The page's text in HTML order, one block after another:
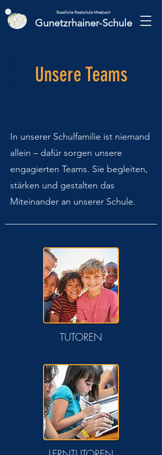
Staatliche Realschule Miesbach
Gunetzrhainer-Schule
Unsere Teams
In unserer Schulfamilie ist niemand
allein – dafür sorgen unsere
engagierten Teams. Sie begleiten,
stärken und gestalten das
Miteinander an unserer Schule.
TUTOREN